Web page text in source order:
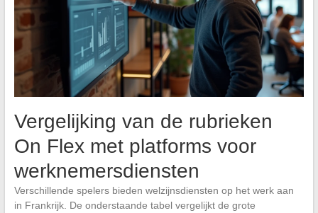
Vergelijking van de rubrieken
On Flex met platforms voor
werknemersdiensten
Verschillende spelers bieden welzijnsdiensten op het werk aan
in Frankrijk. De onderstaande tabel vergelijkt de grote